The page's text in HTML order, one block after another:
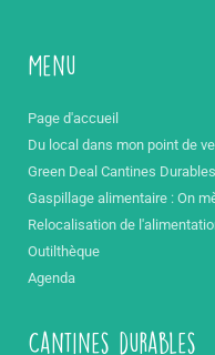
Menu
Page d'accueil
Du local dans mon point de
Green Deal Cantines Durables
Gaspillage alimentaire : On
Relocalisation de
Outilthèque
Agenda
Cantines durables